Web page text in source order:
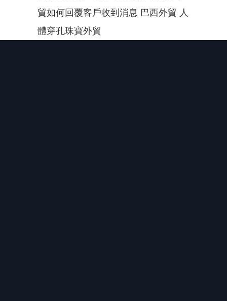
貿如何回覆客戶收到消息 巴西外貿 人
體穿孔珠寶外貿